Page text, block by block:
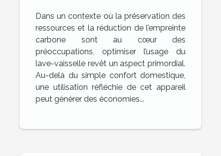
Dans un contexte où la préservation des
ressources et la réduction de l’empreinte
carbone sont au cœur des
préoccupations, optimiser l’usage du
lave-vaisselle revêt un aspect primordial.
Au-delà du simple confort domestique,
une utilisation réfléchie de cet appareil
peut générer des économies...